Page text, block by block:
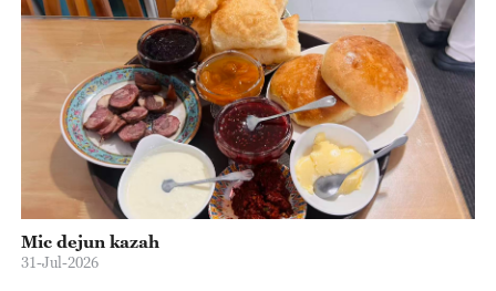
Mic dejun kazah
31-Jul-2026